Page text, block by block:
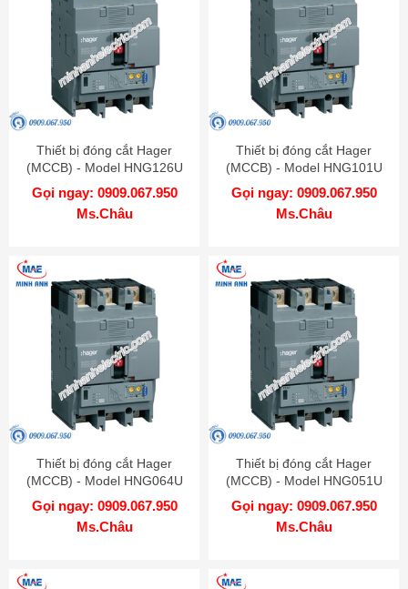
Thiết bị đóng cắt Hager
(MCCB) - Model HNG126U
Gọi ngay: 0909.067.950
Ms.Châu
Thiết bị đóng cắt Hager
(MCCB) - Model HNG101U
Gọi ngay: 0909.067.950
Ms.Châu
Thiết bị đóng cắt Hager
(MCCB) - Model HNG064U
Gọi ngay: 0909.067.950
Ms.Châu
Thiết bị đóng cắt Hager
(MCCB) - Model HNG051U
Gọi ngay: 0909.067.950
Ms.Châu